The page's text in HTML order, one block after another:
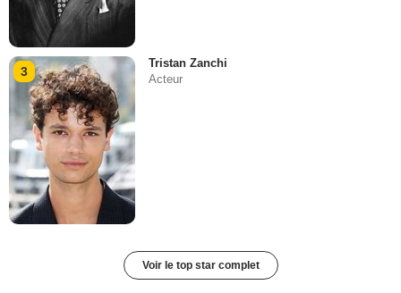
3
Tristan Zanchi
Acteur
Voir le top star complet